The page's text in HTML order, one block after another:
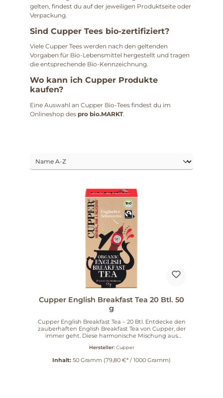
gelten, findest du auf der jeweiligen Produktseite oder
Verpackung.
Sind Cupper Tees bio-zertifiziert?
Viele Cupper Tees werden nach den geltenden
Vorgaben für Bio-Lebensmittel hergestellt und tragen
die entsprechende Bio-Kennzeichnung.
Wo kann ich Cupper Produkte
kaufen?
Eine Auswahl an Cupper Bio-Tees findest du im
Onlineshop des pro bio.MARKT.
Cupper English Breakfast Tea 20 Btl. 50
g
Cupper English Breakfast Tea – 20 Btl. Entdecke den
zauberhaften English Breakfast Tea von Cupper, der
immer geht. Diese harmonische Mischung aus
kräftigen Geschmack, der perfekt für den Start in
den Tag oder als genussvolle Auszeit geeignet ist.
Qualität, die man schmeckt Der Cupper English
Hersteller: Cupper
Inhalt: 50 Gramm (79,80 €* / 1000 Gramm)